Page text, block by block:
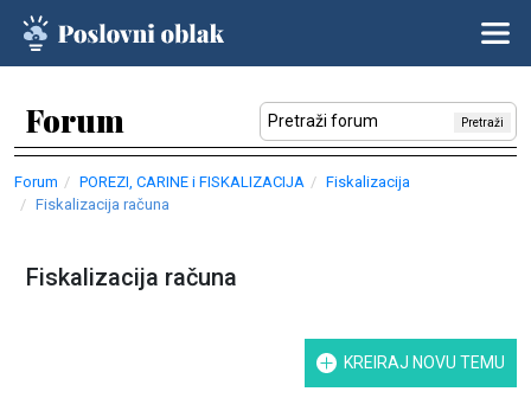
Forum Pretraži
Forum POREZI, CARINE i FISKALIZACIJA
Fiskalizacija
Fiskalizacija računa
Fiskalizacija računa
KREIRAJ NOVU TEMU